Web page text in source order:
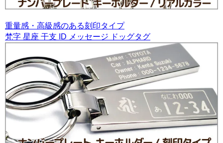
重量感・高級感のある刻印タイプ
梵字 星座 干支 ID メッセージ ドッグタグ